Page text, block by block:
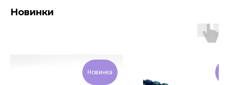
Новинки
Новинка